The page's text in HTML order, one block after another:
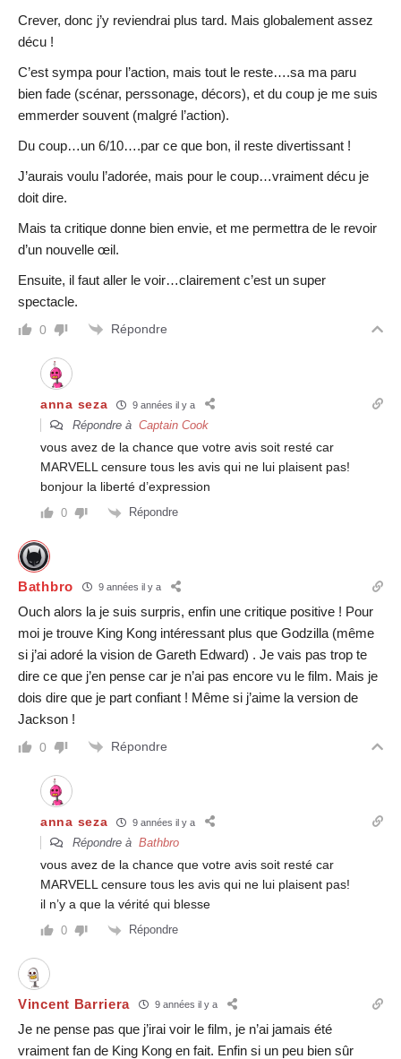
Crever, donc j’y reviendrai plus tard. Mais globalement assez
décu !
C’est sympa pour l’action, mais tout le reste….sa ma paru
bien fade (scénar, perssonage, décors), et du coup je me suis
emmerder souvent (malgré l’action).
Du coup…un 6/10….par ce que bon, il reste divertissant !
J’aurais voulu l’adorée, mais pour le coup…vraiment décu je
doit dire.
Mais ta critique donne bien envie, et me permettra de le revoir
d’un nouvelle œil.
Ensuite, il faut aller le voir…clairement c’est un super
spectacle.
0 Répondre
anna seza 9 années il y a
Répondre à Captain Cook
vous avez de la chance que votre avis soit resté car
MARVELL censure tous les avis qui ne lui plaisent pas!
bonjour la liberté d’expression
0 Répondre
Bathbro 9 années il y a
Ouch alors la je suis surpris, enfin une critique positive ! Pour
moi je trouve King Kong intéressant plus que Godzilla (même
si j’ai adoré la vision de Gareth Edward) . Je vais pas trop te
dire ce que j’en pense car je n’ai pas encore vu le film. Mais je
dois dire que je part confiant ! Même si j’aime la version de
Jackson !
0 Répondre
anna seza 9 années il y a
Répondre à Bathbro
vous avez de la chance que votre avis soit resté car
MARVELL censure tous les avis qui ne lui plaisent pas!
il n’y a que la vérité qui blesse
0 Répondre
Vincent Barriera 9 années il y a
Je ne pense pas que j’irai voir le film, je n’ai jamais été
vraiment fan de King Kong en fait. Enfin si un peu bien sûr